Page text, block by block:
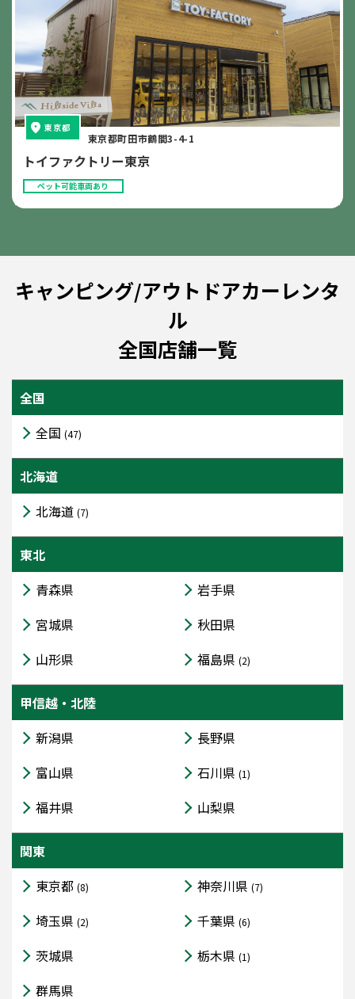
東京都
東京都町田市鶴間3-4-1
トイファクトリー東京
ペット可能車両あり
キャンピング/アウトドアカーレンタ
ル
全国店舗一覧
全国
全国 (47)
北海道
北海道 (7)
東北
青森県
岩手県
宮城県
秋田県
山形県
福島県 (2)
甲信越・北陸
新潟県
長野県
富山県
石川県 (1)
福井県 山梨県
関東
東京都 (8) 神奈川県 (7)
埼玉県 (2) 千葉県 (6)
茨城県 栃木県 (1)
群馬県